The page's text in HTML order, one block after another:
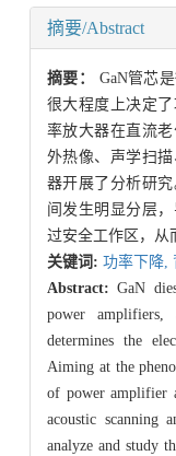
摘要/Abstract
摘要： GaN管芯
很大程度上决定
率放大器在直流
外热像、声学扫
器开展了分析研
间发生明显分层
过安全工作区，从
关键词: 功率下降,
Abstract:GaN
power amplifiers,
determines the
Aiming at the
of power amplifier
acoustic scanning
analyze and study